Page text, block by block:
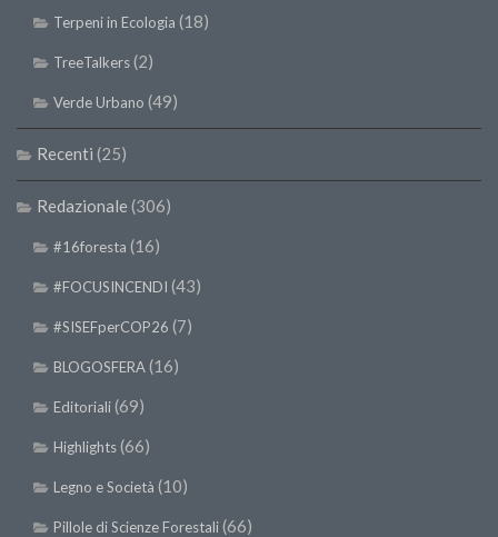
Terpeni in Ecologia (18)
TreeTalkers(2)
Verde Urbano (49)
Recenti (25)
Redazionale (306)
#16foresta (16)
#FOCUSINCENDI (43)
#SISEFperCOP26 (7)
BLOGOSFERA(16)
Editoriali(69)
Highlights(66)
Legno e Società (10)
Pillole di Scienze Forestali(66)